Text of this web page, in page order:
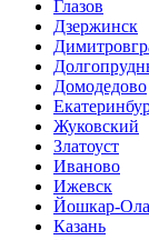
Глазов
Дзержинск
Домодедово
Жуковский
Златоуст
Иваново
Ижевск
Йошкар-Ола
Казань